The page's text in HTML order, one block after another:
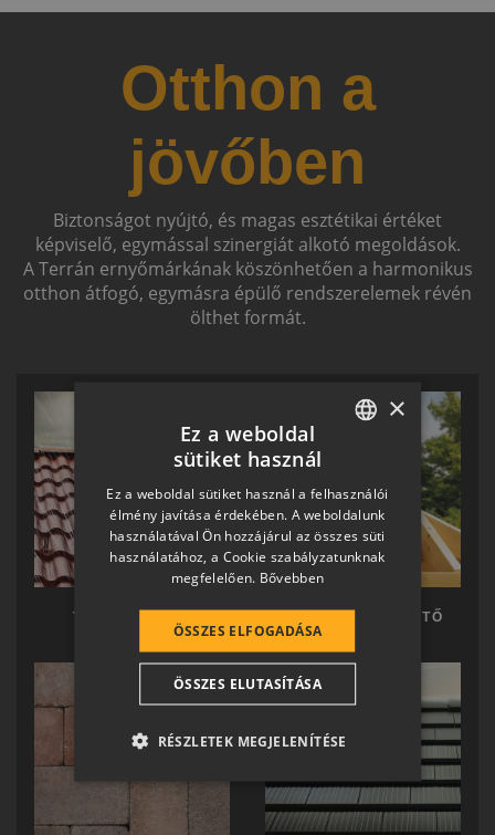
Otthon a
jövőben
Biztonságot nyújtó, és magas esztétikai értéket
képviselő, egymással szinergiát alkotó megoldások.
A Terrán ernyőmárkának köszönhetően a harmonikus
otthon átfogó, egymásra épülő rendszerelemek révén
ölthet formát.
TERRÁN TETŐ TERRÁN KÉSZTETŐ
HUNGARIAN
SLOVAK
GERMAN
ROMANIAN
CROATIAN
SR
RO-HU
ITALIAN
×
Ez a weboldal
sütiket használ
Ez a weboldal sütiket használ a felhasználói
élmény javítása érdekében. A weboldalunk
használatával Ön hozzájárul az összes süti
használatához, a Cookie szabályzatunknak
megfelelően. Bővebben
ÖSSZES ELFOGADÁSA
ÖSSZES ELUTASÍTÁSA
RÉSZLETEK MEGJELENÍTÉSE